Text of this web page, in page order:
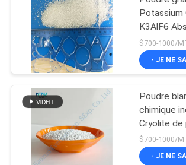
Potassium
K3AlF6
aluminium
$700-1000/
- JE NE
Poudre
chimique
Cryolite
K3AlF6
$700-1000/
- JE NE